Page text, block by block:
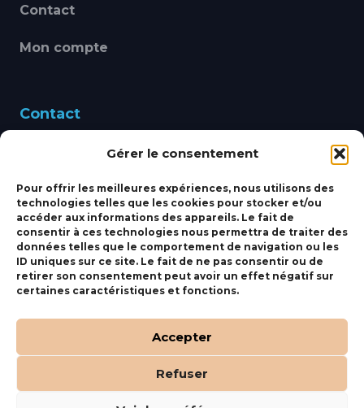
Gérer le consentement
Pour offrir les meilleures expériences, nous utilisons des
technologies telles que les cookies pour stocker et/ou
accéder aux informations des appareils. Le fait de
consentir à ces technologies nous permettra de traiter des
données telles que le comportement de navigation ou les
ID uniques sur ce site. Le fait de ne pas consentir ou de
retirer son consentement peut avoir un effet négatif sur
certaines caractéristiques et fonctions.
Accepter
Refuser
Contact
Mon compte
Contact
460 Avenue Alain Le
bbsmarine@bbs-
marine.fr
Fixe:04 27 50 24 50
Mobile:06 69 44 48 83
Orocom .